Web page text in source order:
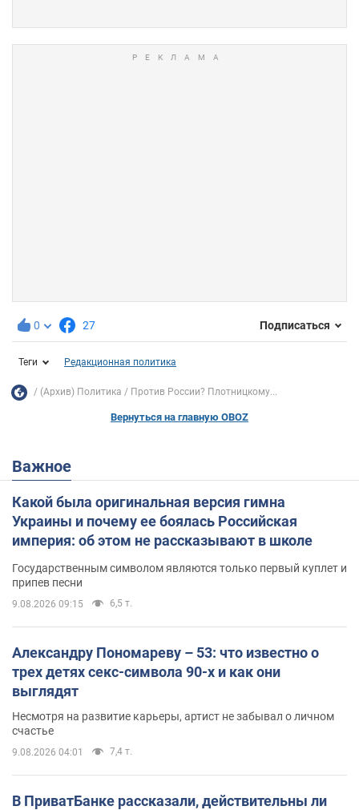
0 27 Подписаться
Теги Редакционная политика
(Архив) Политика Против России? Плотницкому...
Вернуться на главную OBOZ
Важное
Какой была оригинальная версия гимна
Украины и почему ее боялась Российская
империя: об этом не рассказывают в школе
Государственным символом являются только первый куплет и
припев песни
9.08.2026 09:15 6,5 т.
Александру Пономареву – 53: что известно о
трех детях секс-символа 90-х и как они
выглядят
Несмотря на развитие карьеры, артист не забывал о личном
счастье
9.08.2026 04:01 7,4 т.
В ПриватБанке рассказали, действительны ли